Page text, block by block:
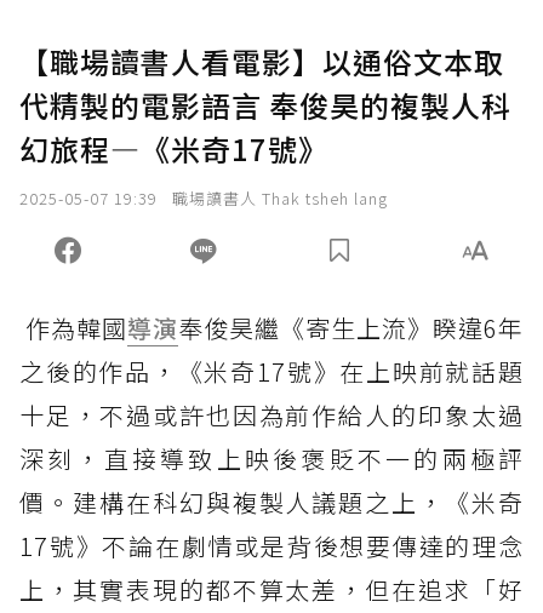
【職場讀書人看電影】以通俗文本取
代精製的電影語言 奉俊昊的複製人科
幻旅程—《米奇17號》
2025-05-07 19:39 職場讀書人 Thak tsheh lang
作為韓國導演奉俊昊繼《寄生上流》睽違6年
之後的作品，《米奇17號》在上映前就話題
十足，不過或許也因為前作給人的印象太過
深刻，直接導致上映後褒貶不一的兩極評
價。建構在科幻與複製人議題之上，《米奇
17號》不論在劇情或是背後想要傳達的理念
上，其實表現的都不算太差，但在追求「好